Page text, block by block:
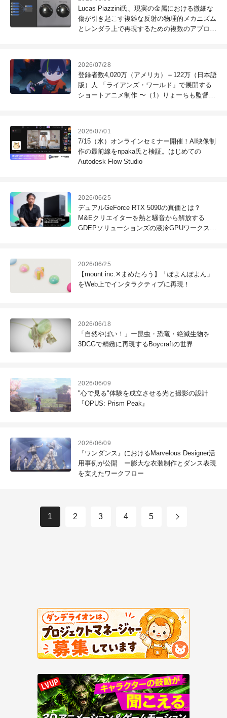
Lucas Piazzini氏、現実の金属における微細な
傷が引き起こす複雑な反射の物理的メカニズム
とレンダラ上で再現するための複数のアプロー
2026/07/28
登録者数4,020万（アメリカ）＋122万（日本語
版）人 「ライアンズ・ワールド」で展開する
ショートアニメ制作 〜（1）りょーちも監督と
2026/07/01
7/15（水）オンラインセミナー開催！AI映像制
作の最前線をnpaka氏と検証。はじめての
Autodesk Flow Studio
2026/06/25
デュアルGeForce RTX 5090の真価とは？
M&Eクリエイターを熱と騒音から解放する
GDEPソリューションズの液冷GPUワークステ
2026/06/25
【mount inc.✕まめたろう】「ぽよんぽよん」
をWeb上でインタラクティブに再現！
2026/06/18
「自然やばい！」ー昆虫・恐竜・絶滅生物を
3DCGで精緻に再現するBoycraftの世界
2026/06/09
"心で見る"体験を成立させる光と撮影の設計
『OPUS: Prism Peak』
2026/06/09
『ワンダンス』におけるMarvelous Designer活
用事例が公開 ー膨大な衣装制作とダンス表現
を支えたワークフロー
1 2 3 4 5